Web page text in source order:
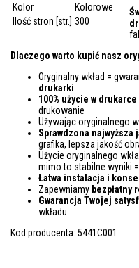
Kolor
Kolorowe
Ilość stron [str.] 300
Dlaczego warto kupić nasz
Oryginalny wkład =
drukarki
100% użycie w drukarce
drukowanie
Używając oryginalnego
Sprawdzona najwyższa
grafika, lepsza jakość
Użycie oryginalnego
mimo to stabilne wyniki =
Łatwa instalacja i
Zapewniamy bezpłatny
Gwarancja Twojej
wkładu
Kod producenta: 5441C001